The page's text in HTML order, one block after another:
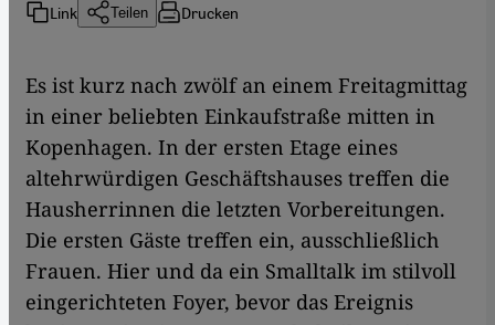
Link Teilen Drucken
Es ist kurz nach zwölf an einem Freitagmittag
in einer beliebten Einkaufstraße mitten in
Kopenhagen. In der ersten Etage eines
altehrwürdigen Geschäftshauses treffen die
Hausherrinnen die letzten Vorbereitungen.
Die ersten Gäste treffen ein, ausschließlich
Frauen. Hier und da ein Smalltalk im stilvoll
eingerichteten Foyer, bevor das Ereignis